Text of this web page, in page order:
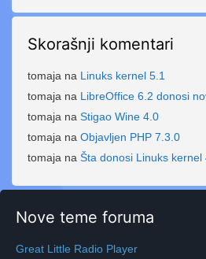
Skorašnji komentari
tomaja na Linuks kernel 5.1
tomaja na LibreOffice 6.2 donosi
tomaja na Stigao Wine 4.0
tomaja na Objavljen PHP 7.3.0
tomaja na Šta donosi Linuks kernel
Nove teme foruma
Great Little Radio Player